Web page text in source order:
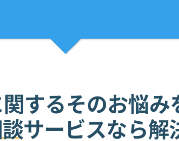
するそのお悩み
サービスなら解